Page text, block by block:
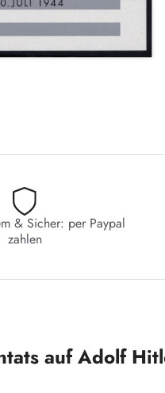
& Sicher: per Paypal
zahlen
auf Adolf